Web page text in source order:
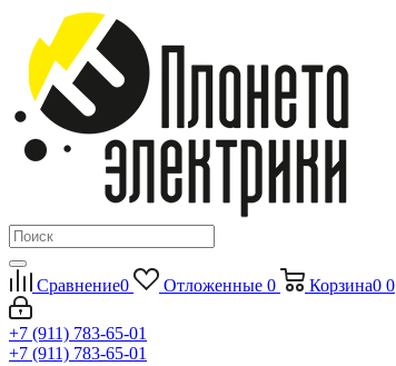
Сравнение0 Отложенные 0 Корзина0 0
+7 (911) 783-65-01
+7 (911) 783-65-01